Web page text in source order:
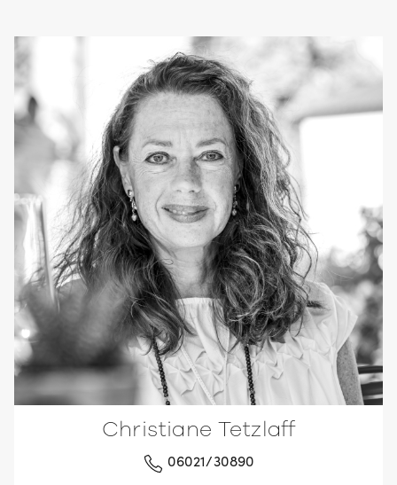
Christiane Tetzlaff
06021/30890